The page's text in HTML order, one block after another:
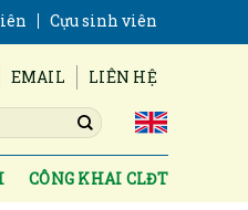
Cựu sinh viên
EMAIL LIÊN HỆ
CÔNG KHAI CLĐT